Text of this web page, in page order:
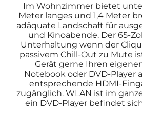
Im Wohnzimmer bietet
Meter langes und 1,4 Meter
adäquate Landschaft für
und Kinoabende. Der 65-
Unterhaltung wenn der
passivem Chill-Out zu Mute
Gerät gerne Ihren
Notebook oder DVD-Player
entsprechende HDMI-
zugänglich. WLAN ist im
ein DVD-Player befindet